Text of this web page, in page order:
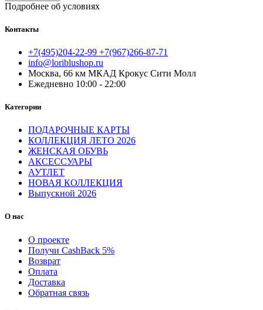
Подробнее об условиях
Контакты
+7(495)204-22-99 +7(967)266-87-71
info@loriblushop.ru
Москва, 66 км МКАД Крокус Сити Молл
Ежедневно 10:00 - 22:00
Категории
ПОДАРОЧНЫЕ КАРТЫ
КОЛЛЕКЦИЯ ЛЕТО 2026
ЖЕНСКАЯ ОБУВЬ
АКСЕССУАРЫ
АУТЛЕТ
НОВАЯ КОЛЛЕКЦИЯ
Выпускной 2026
О нас
О проекте
Получи CashBack 5%
Возврат
Оплата
Доставка
Обратная связь